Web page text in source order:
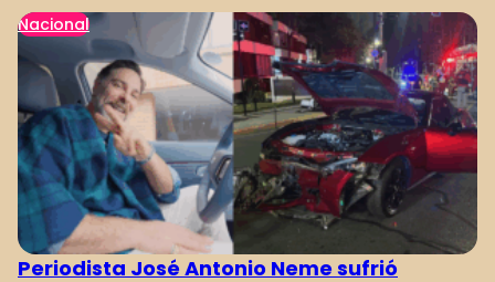
Nacional
Periodista José Antonio Neme sufrió